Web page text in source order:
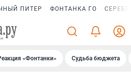
ПИТЕР ФОНТАНКА ГО
«Фонтанки» Судьба бюджета